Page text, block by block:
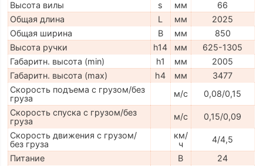
Высота вилы
s мм
66
Общая длина
L мм
2025
Общая ширина
B мм
850
Высота ручки
h14 мм
625-1305
Габаритн. высота (min)
h1 мм
2005
Габаритн. высота (max)
h4 мм
3477
Скорость подъема с грузом/без
груза
м/с
0,08/0,15
Скорость спуска с грузом/без
груза
м/с
0,15/0,09
Скорость движения с грузом/
без груза
км/
ч
4/4,5
Питание
В
24